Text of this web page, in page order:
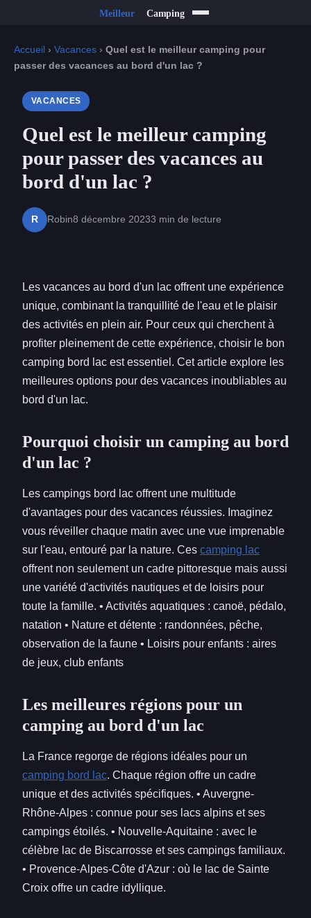
Accueil › Vacances › Quel est le meilleur camping pour
passer des vacances au bord d'un lac ?
VACANCES
Quel est le meilleur camping
pour passer des vacances au
bord d'un lac ?
R Robin8 décembre 20233 min de lecture
Les vacances au bord d'un lac offrent une expérience
unique, combinant la tranquillité de l'eau et le plaisir
des activités en plein air. Pour ceux qui cherchent à
profiter pleinement de cette expérience, choisir le bon
camping bord lac est essentiel. Cet article explore les
meilleures options pour des vacances inoubliables au
bord d'un lac.
Pourquoi choisir un camping au bord
d'un lac ?
Les campings bord lac offrent une multitude
d'avantages pour des vacances réussies. Imaginez
vous réveiller chaque matin avec une vue imprenable
sur l'eau, entouré par la nature. Ces camping lac
offrent non seulement un cadre pittoresque mais aussi
une variété d'activités nautiques et de loisirs pour
toute la famille. • Activités aquatiques : canoë, pédalo,
natation • Nature et détente : randonnées, pêche,
observation de la faune • Loisirs pour enfants : aires
de jeux, club enfants
Les meilleures régions pour un
camping au bord d'un lac
La France regorge de régions idéales pour un
camping bord lac. Chaque région offre un cadre
unique et des activités spécifiques. • Auvergne-
Rhône-Alpes : connue pour ses lacs alpins et ses
campings étoilés. • Nouvelle-Aquitaine : avec le
célèbre lac de Biscarrosse et ses campings familiaux.
• Provence-Alpes-Côte d'Azur : où le lac de Sainte
Croix offre un cadre idyllique.